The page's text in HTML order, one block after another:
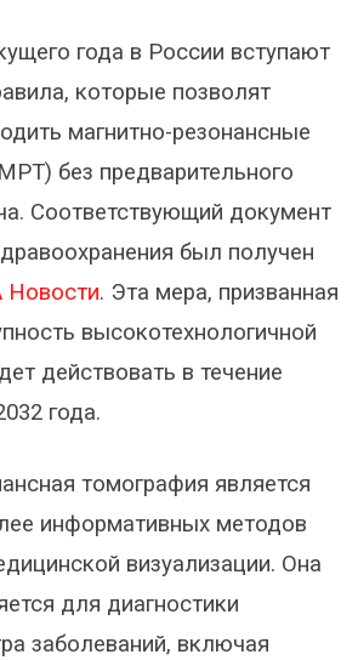
года в России вступают
которые позволят
магнитно-резонансные
без предварительного
Соответствующий документ
был получен
Новости. Эта мера, призванная
высокотехнологичной
действовать в течение
года.
томография является
информативных методов
визуализации. Она
для диагностики
заболеваний, включая